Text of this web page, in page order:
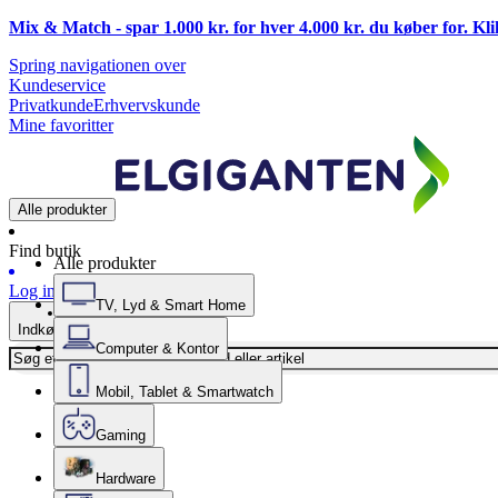
Mix & Match - spar 1.000 kr. for hver 4.000 kr. du køber for.
Spring navigationen over
Kundeservice
PrivatkundeErhvervskunde
Mine favoritter
Alle produkter
Find butik
Log ind
Indkøbskurv
Alle produkter
TV, Lyd & Smart Home
Computer & Kontor
Mobil, Tablet & Smartwatch
Gaming
Hardware